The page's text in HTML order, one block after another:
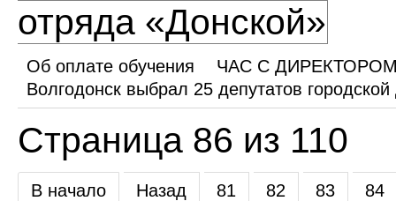
отряда «Донской»
Об оплате обучения
ЧАС С
Волгодонск выбрал 25 депутатов
Страница 86 из 110
В начало Назад 81 82 83 84